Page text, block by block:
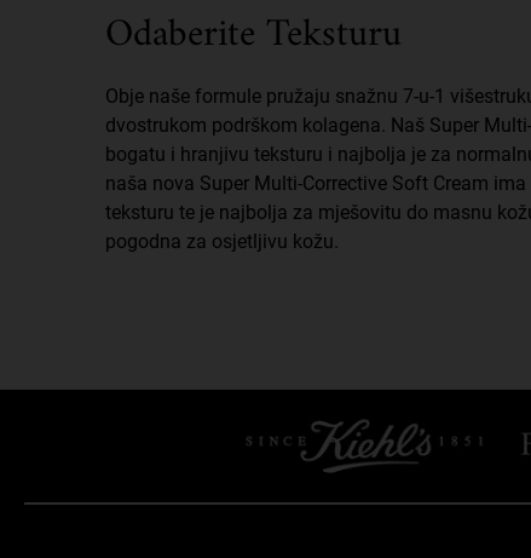
Odaberite Teksturu
Obje naše formule pružaju snažnu 7-u-1
dvostrukom podrškom kolagena. Naš Super
bogatu i hranjivu teksturu i najbolja je za
naša nova Super Multi-Corrective Soft Cream
teksturu te je najbolja za mješovitu do masnu
pogodna za osjetljivu kožu.